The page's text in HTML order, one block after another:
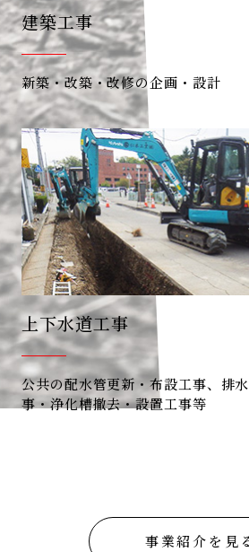
建築工事
新築・改築・改修の企画・設計
上下水道工事
公共の配水管更新・布設工事、排
事・浄化槽撤去・設置工事等
事業紹介を見